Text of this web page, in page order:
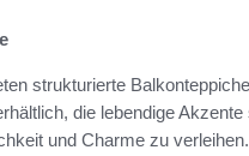
strukturierte
die lebendige
und Charme zu